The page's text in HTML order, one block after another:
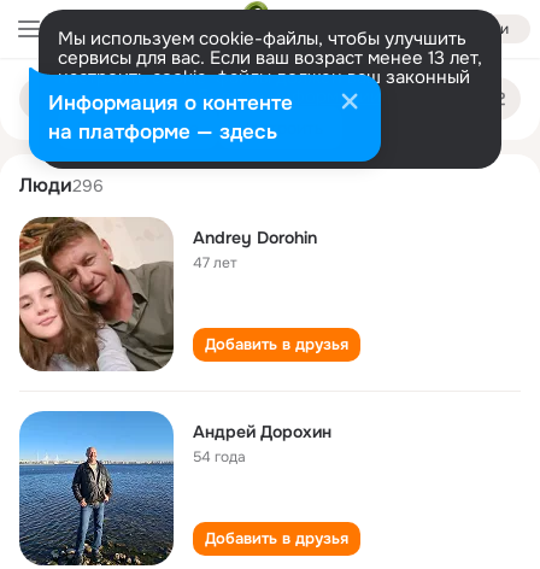
Войти
Мы используем cookie-файлы, чтобы улучшить
сервисы для вас. Если ваш возраст менее 13 лет,
настроить cookie-файлы должен ваш законный
представитель. Больше информации
Разрешить все Настроить
Поиск
людям
andrey dorokhin
Люди296
Andrey Dorohin
47 лет
Добавить в друзья
Андрей Дорохин
54 года
Добавить в друзья
Информация о контенте
на платформе — здесь